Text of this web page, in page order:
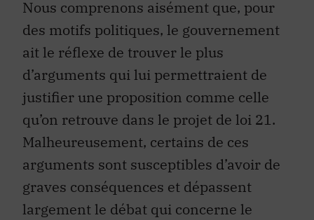
Nous comprenons aisément que, pour
des motifs politiques, le gouvernement
ait le réflexe de trouver le plus
d’arguments qui lui permettraient de
justifier une proposition comme celle
qu’on retrouve dans le projet de loi 21.
Malheureusement, certains de ces
arguments sont susceptibles d’avoir de
graves conséquences et dépassent
largement le débat qui concerne le